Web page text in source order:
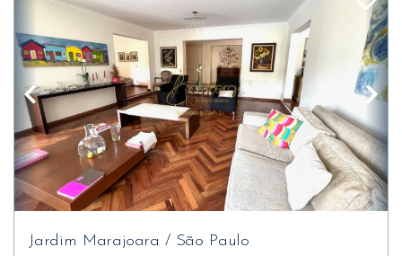
Jardim Marajoara / São Paulo